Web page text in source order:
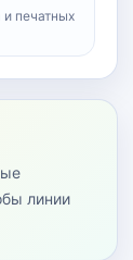
печатных
линии